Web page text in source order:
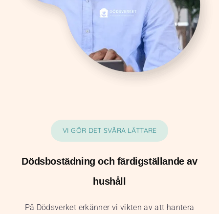
VI GÖR DET SVÅRA LÄTTARE
Dödsbostädning och färdigställande av
hushåll
På Dödsverket erkänner vi vikten av att hantera